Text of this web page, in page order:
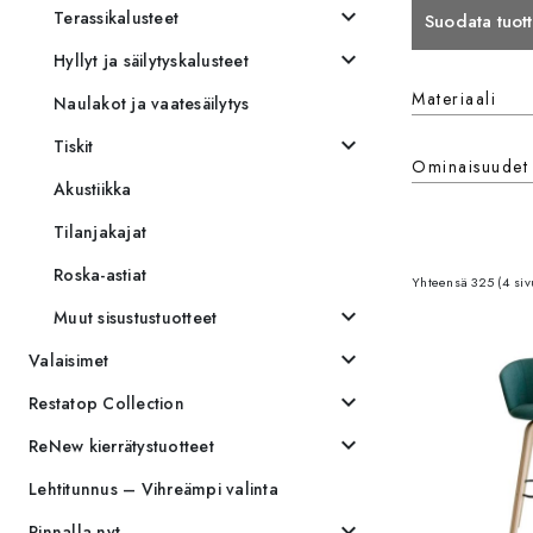
Terassikalusteet
expand_more
Hyllyt ja säilytyskalusteet expand_more
Naulakot ja vaatesäilytys
Tiskit
expand_more
Akustiikka
Tilanjakajat
Roska-astiat
Muut sisustustuotteet
expand_more
Valaisimet expand_more
Restatop Collection expand_more
ReNew kierrätystuotteet expand_more
Lehtitunnus – Vihreämpi valinta
Suodata
Materiaali
Materiaali
Ominaisuudet
Ominaisuudet
Yhteensä 325 (4